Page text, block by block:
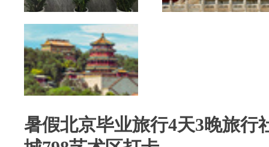
暑假北京毕业旅行4天3晚旅行